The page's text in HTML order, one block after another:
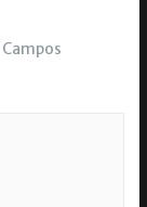
Campos